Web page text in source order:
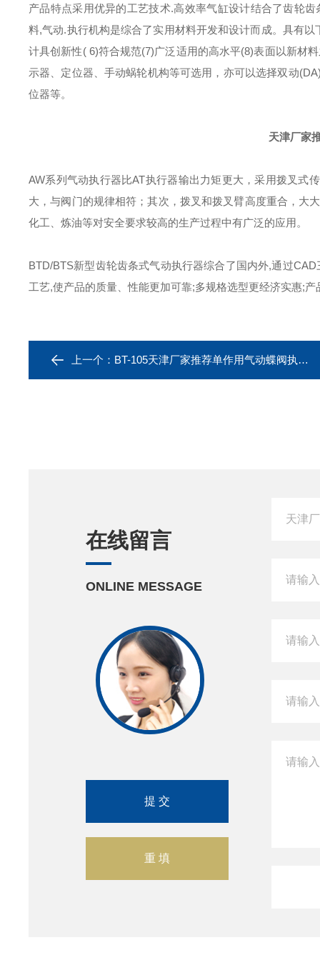
产品特点采用优异的工艺技术.高效率气缸设计结合了齿轮
料,气动.执行机构是综合了实用材料开发和设计而成。具有
计具创新性( 6)符合规范(7)广泛适用的高水平(8)表面以新材
示器、定位器、手动蜗轮机构等可选用，亦可以选择双动
位器等。
天津厂家
AW系列气动执行器比AT执行器输出力矩更大，采用拨叉式
大，与阀门的规律相符；其次，拨叉和拨叉臂高度重合，大
化工、炼油等对安全要求较高的生产过程中有广泛的应用。
BTD/BTS新型齿轮齿条式气动执行器综合了国内外,通过
工艺,使产品的质量、性能更加可靠;多规格选型更经济实惠;
上一个： BT-105天津厂家推荐单作用气动蝶阀执行器
在线留言
ONLINE MESSAGE